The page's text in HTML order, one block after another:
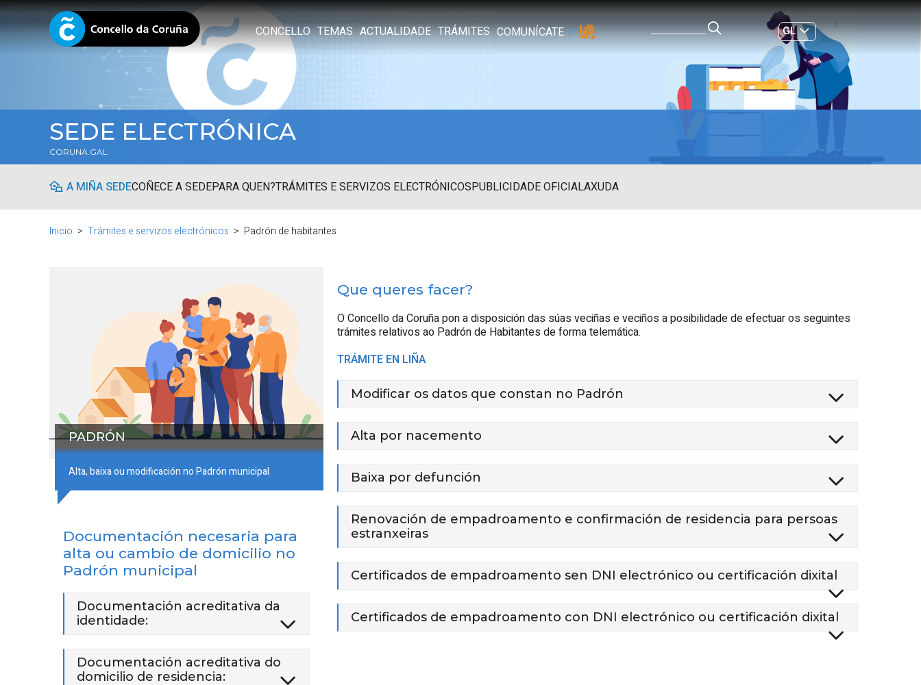
CONCELLO TEMAS ACTUALIDADE TRÁMITES COMUNÍCATE
GL
ES|
SEDE ELECTRÓNICA
CORUNA.GAL
A MIÑA SEDECOÑECE A SEDEPARA QUEN?TRÁMITES E SERVIZOS ELECTRÓNICOSPUBLICIDADE OFICIALAXUDA
Inicio Trámites e servizos electrónicos Padrón de habitantes
PADRÓN
Alta, baixa ou modificación no Padrón municipal
Documentación necesaria para
alta ou cambio de domicilio no
Padrón municipal
Documentación acreditativa da
identidade:
Documentación acreditativa do
domicilio de residencia:
Que queres facer?
O Concello da Coruña pon a disposición das súas veciñas e veciños a posibilidade de efectuar os seguintes
trámites relativos ao Padrón de Habitantes de forma telemática.
TRÁMITE EN LIÑA
Modificar os datos que constan no Padrón
Alta por nacemento
Baixa por defunción
Renovación de empadroamento e confirmación de residencia para persoas
estranxeiras
Certificados de empadroamento sen DNI electrónico ou certificación dixital
Certificados de empadroamento con DNI electrónico ou certificación dixital